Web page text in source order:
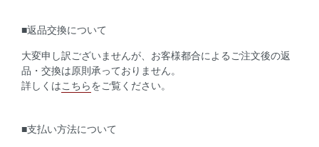
■返品交換について
大変申し訳ございませんが、お客様都合によるご注文後の返
品・交換は原則承っておりません。
詳しくはこちら をご覧ください。
■支払い方法について